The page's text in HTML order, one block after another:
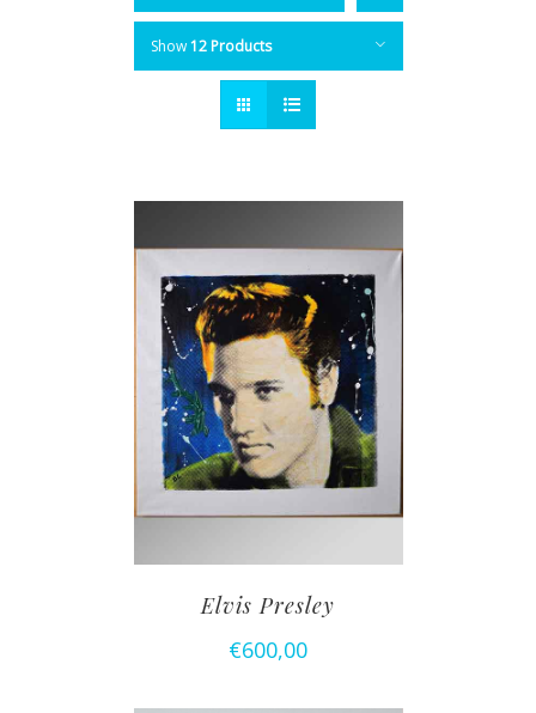
Show12 Products
TOEVOEGEN AAN
WINKELWAGEN
Elvis Presley
€600,00